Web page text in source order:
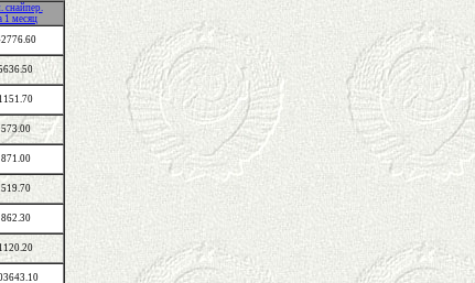
снайпер.
1 месяц
1151.70
573.00
871.00
519.70
862.30